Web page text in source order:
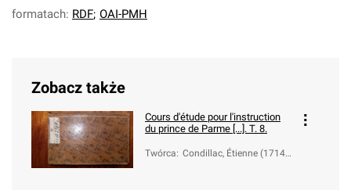
formatach: RDF; OAI-PMH
Zobacz także
Cours d'étude pour l'instruction
du prince de Parme [...]. T. 8.
Twórca: Condillac, Étienne (1714-